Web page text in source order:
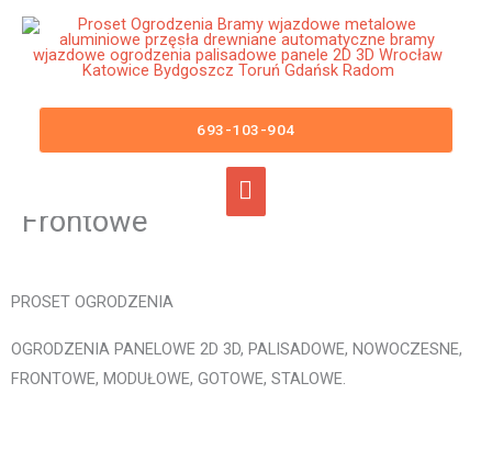
Przejdź
Główne
menu
693-103-904
Ogrodzenia Małomice Bramy
Wjazdowe Furtki Płoty Metalowe
Aluminiowe Nowoczesne
Panelowe Palisadowe Stalowe
Frontowe
PROSET OGRODZENIA
OGRODZENIA PANELOWE 2D 3D, PALISADOWE, NOWOCZESNE,
FRONTOWE, MODUŁOWE, GOTOWE, STALOWE.